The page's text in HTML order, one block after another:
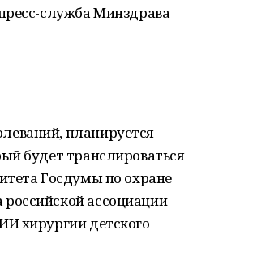
служба Минздрава
планируется
будет транслироваться
Госдумы по охране
ассоциации
хирургии детского